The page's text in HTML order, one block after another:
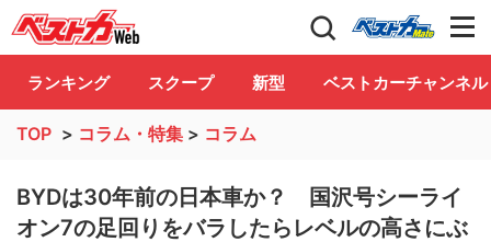
自動車情報誌「ベストカー」 Club
ランキング スクープ 新型 ベストカーチャンネル
TOP > コラム・特集 > コラム
BYDは30年前の日本車か？ 国沢号シーライ
オン7の足回りをバラしたらレベルの高さにぶ